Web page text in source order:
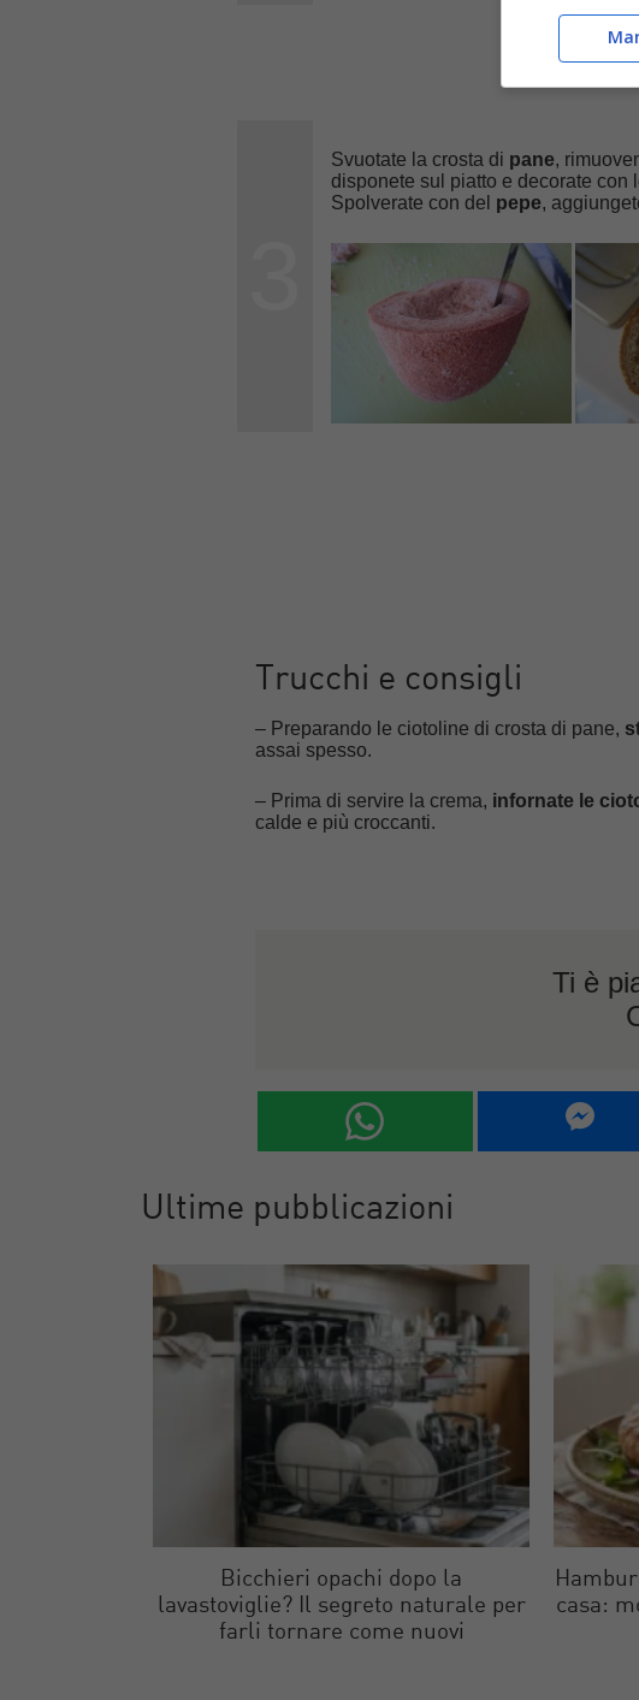
Svuotate la crosta di pane,
disponete sul piatto e decorate con
Spolverate con del pepe,
Trucchi e consigli
– Preparando le ciotoline di crosta di pane,
assai spesso.
– Prima di servire la crema, infornate le
calde e più croccanti.
Ti è
Ultime pubblicazioni
Bicchieri opachi dopo la
lavastoviglie? Il segreto naturale per
farli tornare come nuovi
casa: